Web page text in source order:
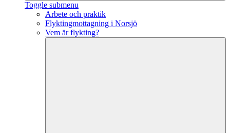
Toggle submenu
Arbete och praktik
Flyktingmottagning i Norsjö
Vem är flykting?